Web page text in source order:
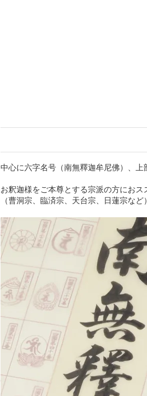
中心に六字名号（南無釋迦牟尼佛）、上
お釈迦様をご本尊とする宗派の方におス
（曹洞宗、臨済宗、天台宗、日蓮宗など）